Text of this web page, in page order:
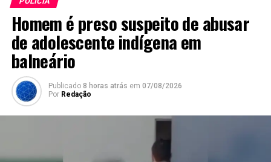
Homem é preso suspeito de abusar
de adolescente indígena em
balneário
Publicado 8 horas atrás em 07/08/2026
Por Redação